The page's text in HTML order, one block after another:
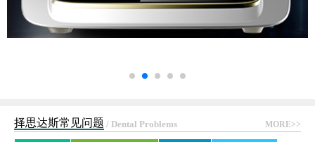
MORE>>
择思达斯常见问题 / Dental Problems